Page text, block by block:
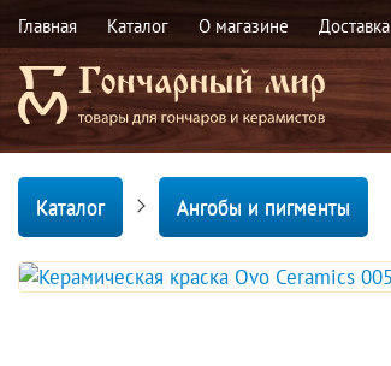
Главная Каталог О магазине Доставка
Каталог Ангобы и пигменты